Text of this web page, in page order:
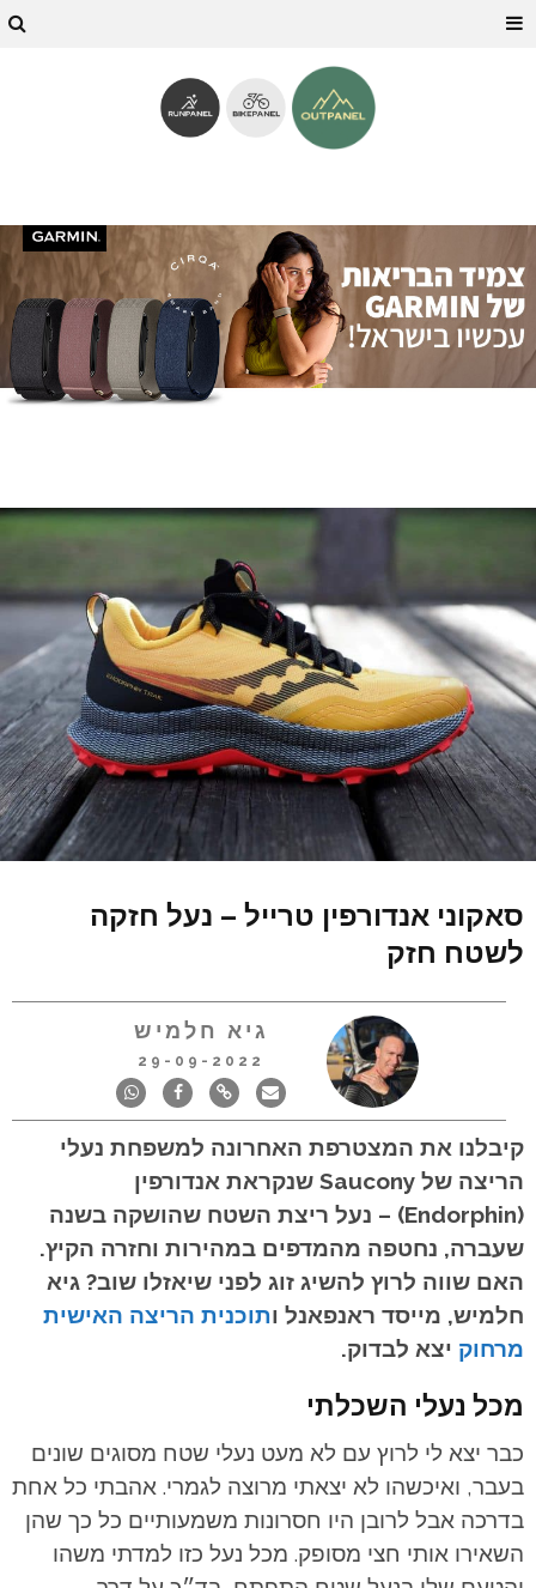
סאקוני אנדורפין טרייל – נעל חזקה
לשטח חזק
גיא חלמיש
29-09-2022
קיבלנו את המצטרפת האחרונה למשפחת נעלי
הריצה של Saucony שנקראת אנדורפין
(Endorphin) – נעל ריצת השטח שהושקה בשנה
שעברה, נחטפה מהמדפים במהירות וחזרה הקיץ.
האם שווה לרוץ להשיג זוג לפני שיאזלו שוב? גיא
חלמיש, מייסד ראנפאנל ותוכנית הריצה האישית
מרחוק יצא לבדוק.
מכל נעלי השכלתי
כבר יצא לי לרוץ עם לא מעט נעלי שטח מסוגים שונים
בעבר, ואיכשהו לא יצאתי מרוצה לגמרי. אהבתי כל אחת
בדרכה אבל לרובן היו חסרונות משמעותיים כל כך שהן
השאירו אותי חצי מסופק. מכל נעל כזו למדתי משהו